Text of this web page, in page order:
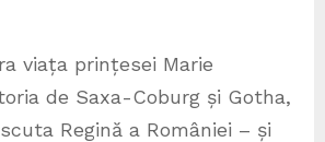
viața prințesei Marie
de Saxa-Coburg și Gotha,
Regină a României – și